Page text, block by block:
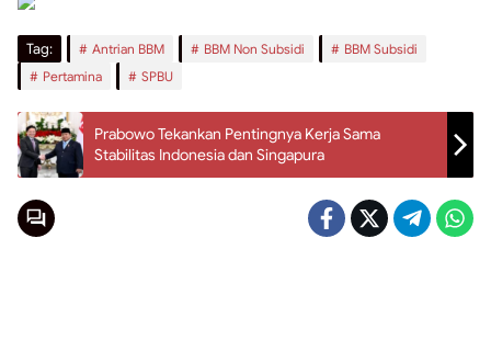
Tag: Antrian BBM BBM Non Subsidi
BBM Subsidi
Pertamina
SPBU
Prabowo Tekankan Pentingnya Kerja Sama
Stabilitas Indonesia dan Singapura